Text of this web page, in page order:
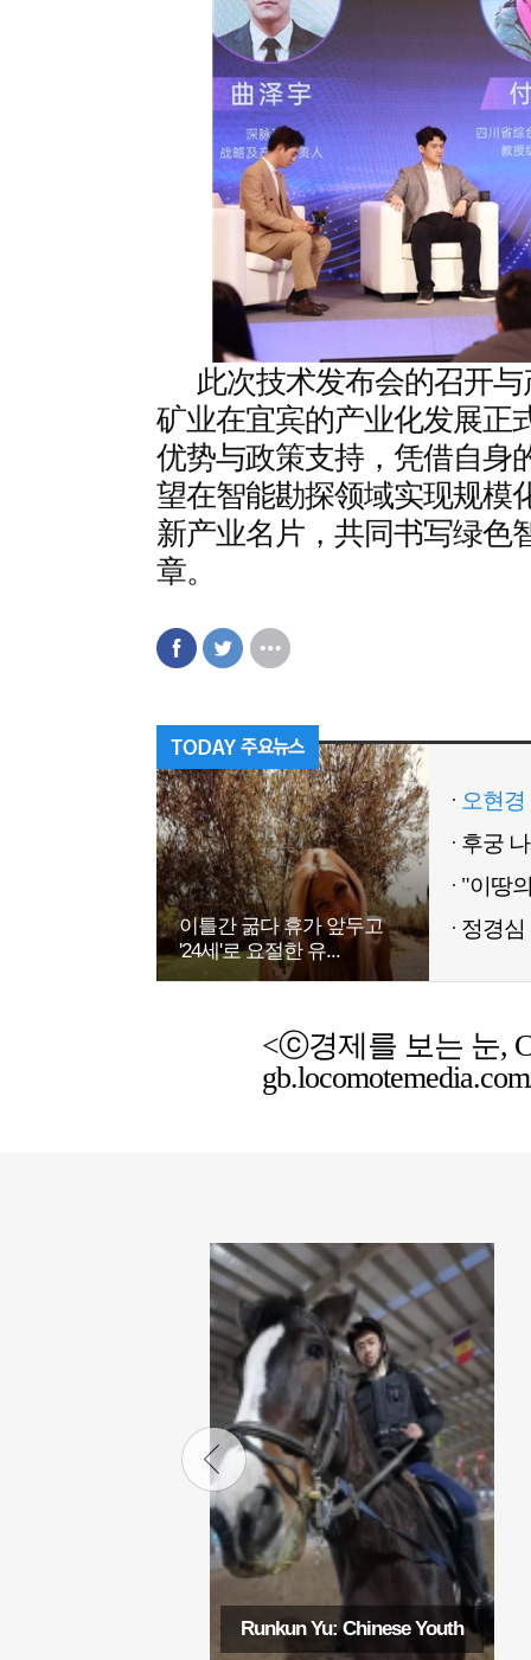
此次技术发布会的召开
矿业在宜宾的产业化发展正
优势与政策支持，凭借自身
望在智能勘探领域实现规模
新产业名片，共同书写绿色
章。
이틀간 굶다 휴가 앞두고
'24세'로 요절한 유...
오현
정경심
<ⓒ경제를 보는 눈,
Runkun Yu: Chinese Youth